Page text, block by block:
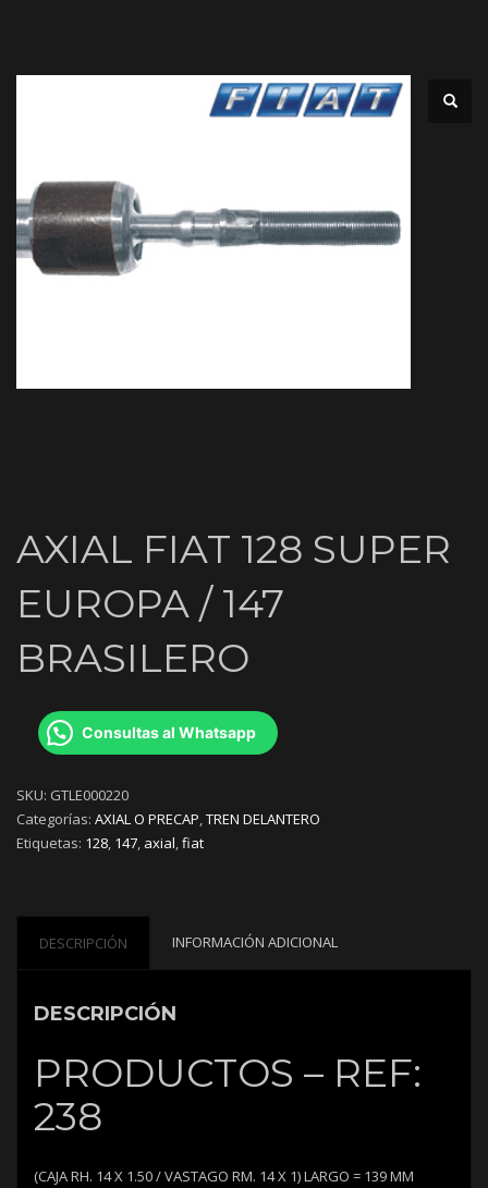
AXIAL FIAT 128 SUPER
EUROPA / 147
BRASILERO
Consultas al Whatsapp
SKU: GTLE000220
Categorías: AXIAL O PRECAP,TREN DELANTERO
Etiquetas: 128, 147, axial,fiat
DESCRIPCIÓN INFORMACIÓN ADICIONAL
DESCRIPCIÓN
PRODUCTOS – REF:
238
(CAJA RH. 14 X 1.50 / VASTAGO RM. 14 X 1) LARGO = 139 MM